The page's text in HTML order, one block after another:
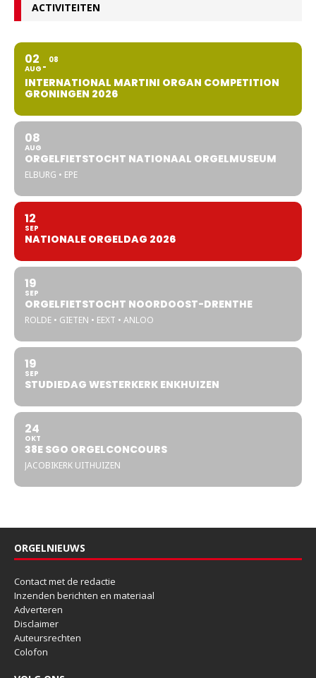
ACTIVITEITEN
02
AUG
08
INTERNATIONAL MARTINI ORGAN COMPETITION
GRONINGEN 2026
08
AUG
ORGELFIETSTOCHT NATIONAAL ORGELMUSEUM
ELBURG • EPE
12
SEP
NATIONALE ORGELDAG 2026
19
SEP
ORGELFIETSTOCHT NOORDOOST-DRENTHE
ROLDE • GIETEN • EEXT • ANLOO
19
SEP
STUDIEDAG WESTERKERK ENKHUIZEN
24
OKT
38E SGO ORGELCONCOURS
JACOBIKERK UITHUIZEN
ORGELNIEUWS
Contact met de redactie
Inzenden berichten en materiaal
Adverteren
Disclaimer
Auteursrechten
Colofon